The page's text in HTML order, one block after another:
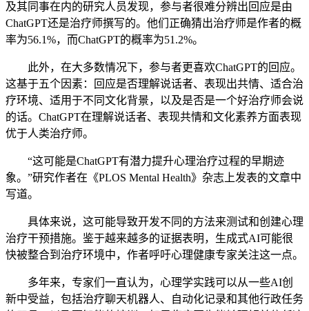
及其同事在内的研究人员发现，参与者很难分辨出回应是由
ChatGPT还是治疗师撰写的。他们正确猜出治疗师是作者的概
率为56.1%，而ChatGPT的概率为51.2%。
此外，在大多数情况下，参与者更喜欢ChatGPT的回应。
这基于五个因素：回应是否理解说话者、表现出共情、适合治
疗环境、适用于不同文化背景，以及是否是一个好治疗师会说
的话。ChatGPT在理解说话者、表现共情和文化素养方面表现
优于人类治疗师。
“这可能是ChatGPT有潜力提升心理治疗过程的早期迹
象。”研究作者在《PLOS Mental Health》杂志上发表的文章中
写道。
具体来说，这可能导致开发不同的方法来测试和创建心理
治疗干预措施。鉴于越来越多的证据表明，生成式AI可能很
快被整合到治疗环境中，作者呼吁心理健康专家关注这一点。
多年来，专家们一直认为，心理学实践可以从一些AI创
新中受益，包括治疗聊天机器人、自动化记录和其他行政任务